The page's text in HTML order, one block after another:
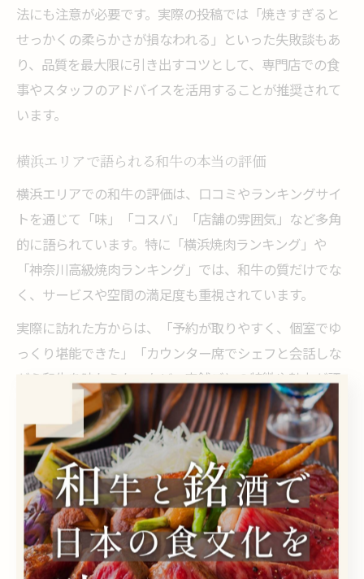
法にも注意が必要です。実際の投稿では「焼きすぎると
せっかくの柔らかさが損なわれる」といった失敗談もあ
り、品質を最大限に引き出すコツとして、専門店での食
事やスタッフのアドバイスを活用することが推奨されて
います。
横浜エリアで語られる和牛の本当の評価
横浜エリアでの和牛の評価は、口コミやランキングサイ
トを通じて「味」「コスパ」「店舗の雰囲気」など多角
的に語られています。特に「横浜焼肉ランキング」や
「神奈川高級焼肉ランキング」では、和牛の質だけでな
く、サービスや空間の満足度も重視されています。
実際に訪れた方からは、「予約が取りやすく、個室でゆ
っくり堪能できた」「カウンター席でシェフと会話しな
がら和牛を味わえた」など、店舗ごとの特徴や魅力が評
価ポイントとして挙げられています。
また、口コミを参考に穴場店を選ぶ人も多く、「横浜焼
肉穴場」や「雰囲気が落ち着いたレストラン」など、口
コミ発信者のリアルな体験が店舗選びの参考になってい
ます。信頼できる投稿を見極めるには、写真付きや具体
的なエピソードが記載された口コミを重視すると良いで
しょう。